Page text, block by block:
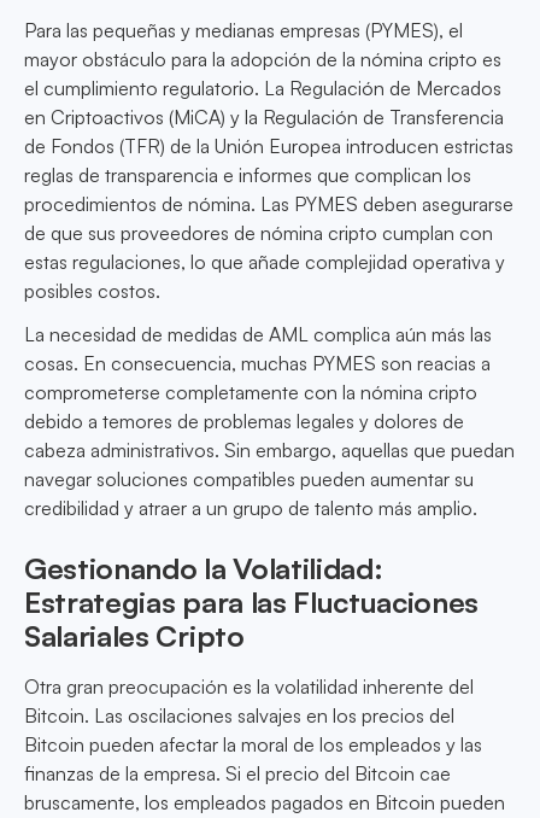
Para las pequeñas y medianas empresas (PYMES), el
mayor obstáculo para la adopción de la nómina cripto es
el cumplimiento regulatorio. La Regulación de Mercados
en Criptoactivos (MiCA) y la Regulación de Transferencia
de Fondos (TFR) de la Unión Europea introducen estrictas
reglas de transparencia e informes que complican los
procedimientos de nómina. Las PYMES deben asegurarse
de que sus proveedores de nómina cripto cumplan con
estas regulaciones, lo que añade complejidad operativa y
posibles costos.
La necesidad de medidas de AML complica aún más las
cosas. En consecuencia, muchas PYMES son reacias a
comprometerse completamente con la nómina cripto
debido a temores de problemas legales y dolores de
cabeza administrativos. Sin embargo, aquellas que puedan
navegar soluciones compatibles pueden aumentar su
credibilidad y atraer a un grupo de talento más amplio.
Gestionando la Volatilidad:
Estrategias para las Fluctuaciones
Salariales Cripto
Otra gran preocupación es la volatilidad inherente del
Bitcoin. Las oscilaciones salvajes en los precios del
Bitcoin pueden afectar la moral de los empleados y las
finanzas de la empresa. Si el precio del Bitcoin cae
bruscamente, los empleados pagados en Bitcoin pueden